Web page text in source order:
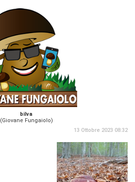
bilva
(Giovane Fungaiolo)
13 Ottobre 2023 08:32